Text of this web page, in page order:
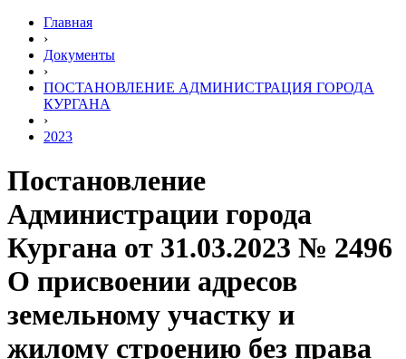
Главная
›
Документы
›
ПОСТАНОВЛЕНИЕ АДМИНИСТРАЦИЯ ГОРОДА
КУРГАНА
›
2023
Постановление
Администрации города
Кургана от 31.03.2023 № 2496
О присвоении адресов
земельному участку и
жилому строению без права